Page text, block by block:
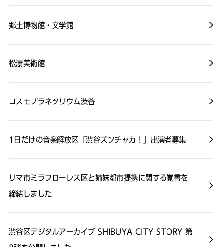
郷土博物館・文学館
松濤美術館
コスモプラネタリウム渋谷
1日だけの音楽解放区「渋谷ズンチャカ！」出演者募集
リマ市ミラフローレス区と姉妹都市提携に関する覚書を
締結しました
渋谷区デジタルアーカイブ SHIBUYA CITY STORY 第